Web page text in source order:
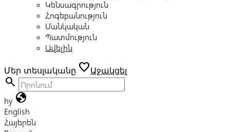
Կենսագրություն
Հոգեբանություն
Մանկական
Պատմություն
Ավելին
Մեր տեսլականը favoriteԱջակցել
search
hy globe
English
Հայերեն